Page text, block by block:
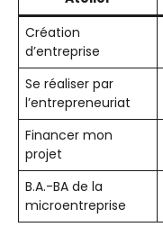
Création
d’entreprise
Se réaliser par
l’entrepreneuriat
Financer mon
projet
B.A.-BA de la
microentreprise